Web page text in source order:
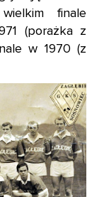
finale
(porażka z
w 1970 (z